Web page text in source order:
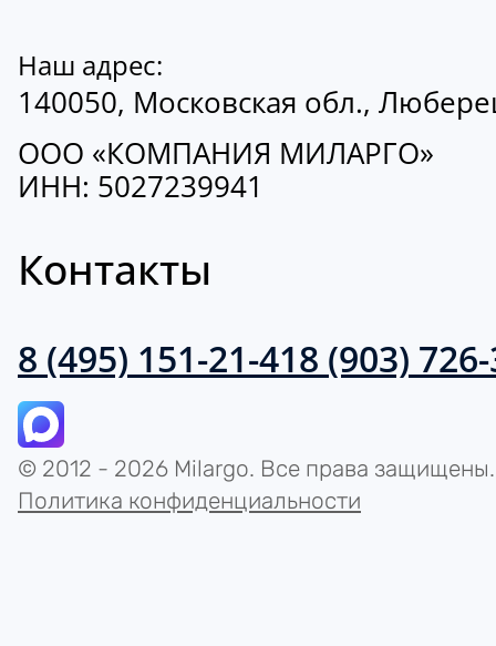
Наш адрес:
140050, Московская обл.,
ООО «КОМПАНИЯ МИЛАРГО»
ИНН: 5027239941
Контакты
8 (495) 151-21-418 (903)
© 2012 - 2026 Milargo. Все права защищены.
Политика конфиденциальности